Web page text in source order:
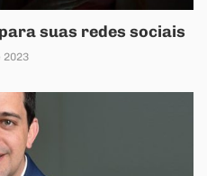
suas redes sociais
2023